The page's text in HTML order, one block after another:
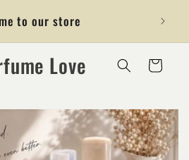
to our store
Love Καλάθι